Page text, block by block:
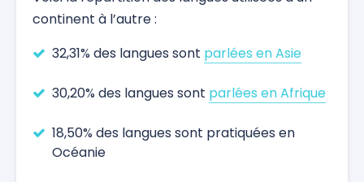
continent à l’autre :
32,31% des langues sont parlées en Asie
30,20% des langues sont parlées en Afrique
18,50% des langues sont pratiquées en
Océanie